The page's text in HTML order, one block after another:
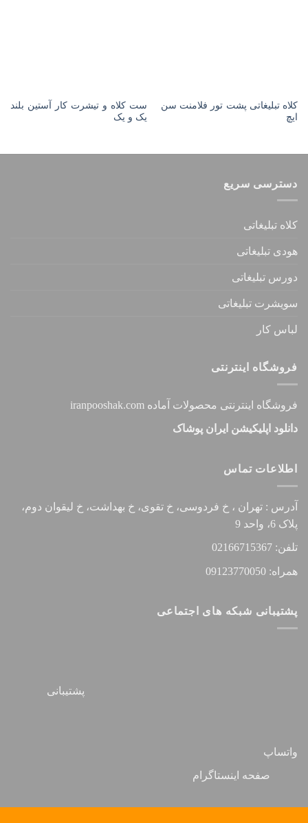
کلاه تبلیغاتی پشت تور فلامنت سن
ایچ
ست کلاه و تیشرت کار آستین بلند
یک و یک
دسترسی سریع
کلاه تبلیغاتی
هودی تبلیغاتی
دورس تبلیغاتی
سویشرت تبلیغاتی
لباس کار
فروشگاه اینترنتی
فروشگاه اینترنتی محصولات آماده iranpooshak.com
دانلود اپلیکیشن ایران پوشاک
اطلاعات تماس
آدرس : تهران ، خ فردوسی، خ تقوی، خ بهداشت، خ لیقوان دوم،
پلاک 6، واحد 9
تلفن: 02166715367
همراه: 09123770050
پشتیبانی شبکه های اجتماعی
پشتیبانی
واتساپ
صفحه اینستاگرام